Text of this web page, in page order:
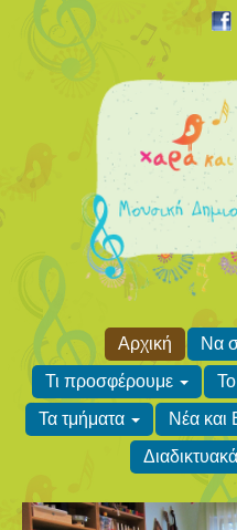
Αρχική
Να
Τι προσφέρουμε
Τα τμήματα
Νέα και